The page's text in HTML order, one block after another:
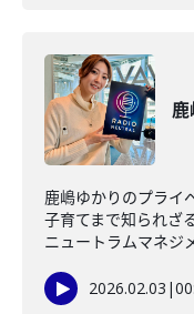
鹿
鹿嶋ゆかりのプライ
子育てまで知られざ
ニュートラムマネジ
2026.02.03 |